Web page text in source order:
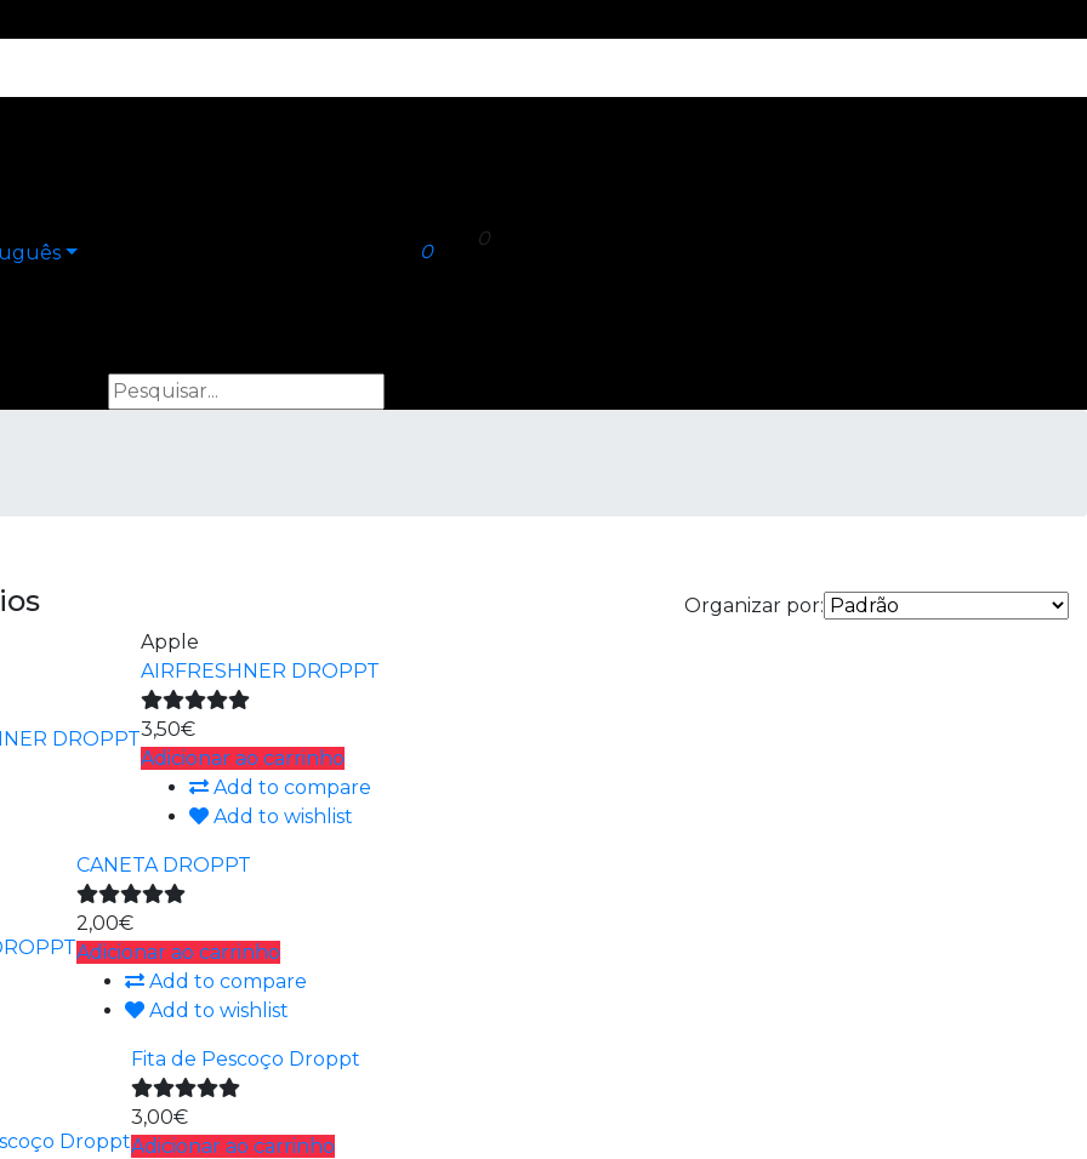
0
0
Organizar por:
Apple
AIRFRESHNER DROPPT
3,50€
Adicionar ao carrinho
Add to compare
Add to wishlist
CANETA DROPPT
2,00€
Adicionar ao carrinho
Add to compare
Add to wishlist
Fita de Pescoço Droppt
3,00€
Adicionar ao carrinho